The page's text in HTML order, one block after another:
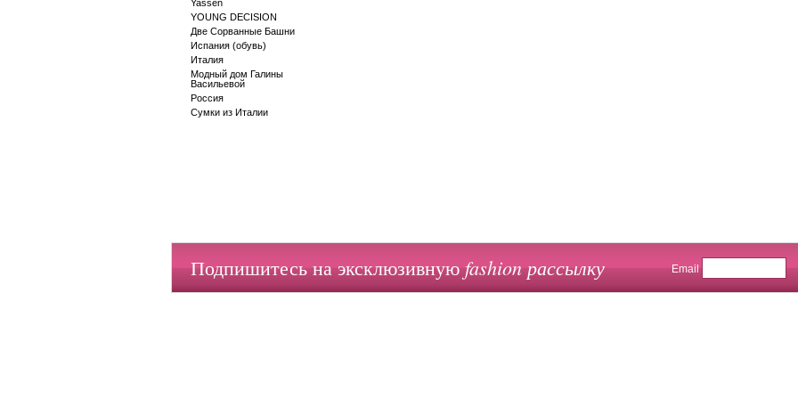
Yassen
YOUNG DECISION
Две Сорванные Башни
Испания (обувь)
Италия
Модный дом Галины
Васильевой
Россия
Сумки из Италии
Подпишитесь на эксклюзивнуюfashion рассылку Email